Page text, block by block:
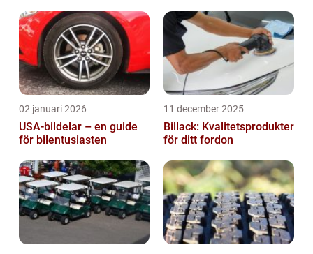
02 januari 2026
USA-bildelar – en guide
för bilentusiasten
11 december 2025
Billack: Kvalitetsprodukter
för ditt fordon